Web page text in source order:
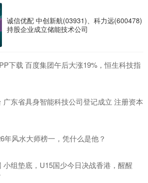
诚信优配 中创新航(03931)、科力远(600478)
持股企业成立储能技术公司
下载 百度集团午后大涨19%，恒生科技指
广东省具身智能科技公司登记成立 注册资本
年风水大师榜一，凭什么是他？
小组垫底，U15国少今日决战香港，醒醒